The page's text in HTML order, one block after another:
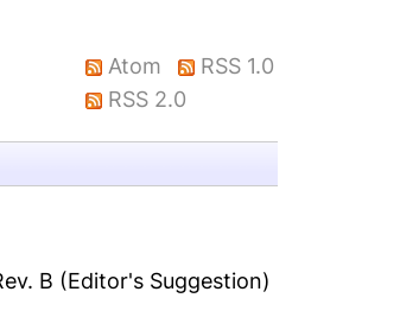
Atom
RSS 1.0
RSS 2.0
B (Editor's Suggestion)